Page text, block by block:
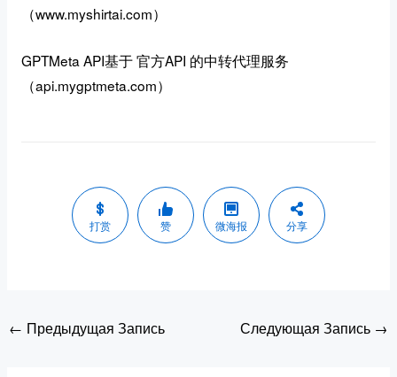
（www.myshirtai.com）
GPTMeta API基于 官方API 的中转代理服务
（api.mygptmeta.com）
打赏 赞 微海报 分享
← Предыдущая Запись Следующая Запись →